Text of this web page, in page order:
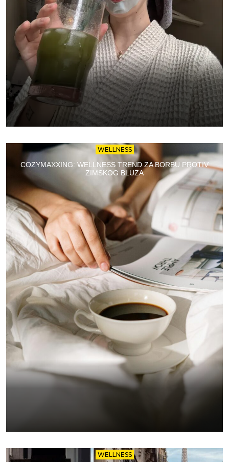
WELLNESS
COZYMAXXING: WELLNESS TREND ZA BORBU PROTIV
ZIMSKOG BLUZA
WELLNESS